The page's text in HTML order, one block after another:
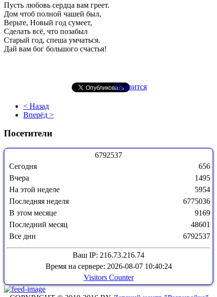
Пусть любовь сердца вам греет.
Дом чтоб полной чашей был,
Верьте, Новый год сумеет,
Сделать всё, что позабыл
Старый год, спеша умчаться.
Дай вам бог большого счастья!
Нравится
< Назад
Вперёд >
Посетители
6792537
Сегодня
Вчера
На этой неделе
Последняя неделя
В этом месяце
Последний месяц
Все дни
656
1495
5954
6775036
9169
48601
6792537
Ваш IP: 216.73.216.74
Время на сервере: 2026-08-07 10:40:24
Visitors Counter